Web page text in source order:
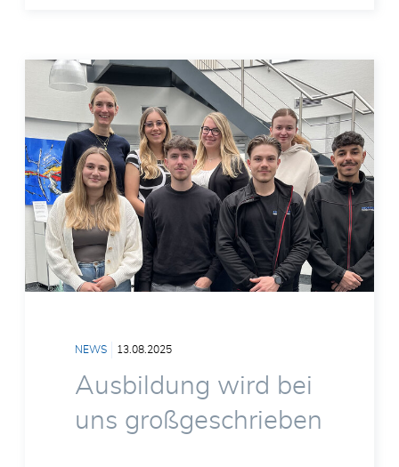
Ausbildung wird bei
uns großgeschrieben
13.08.2025
NEWS